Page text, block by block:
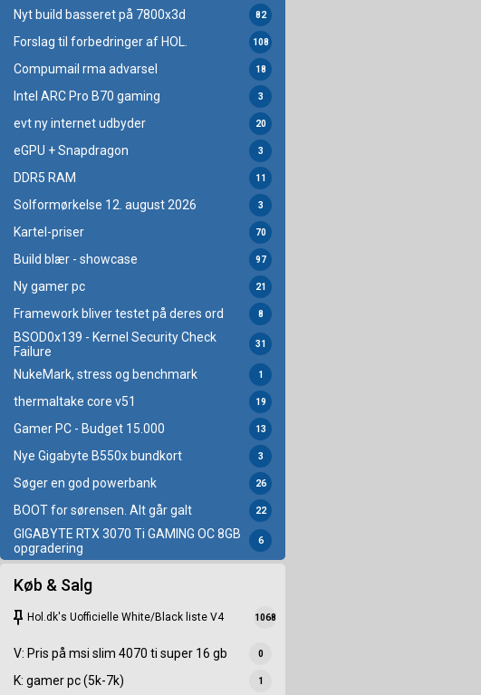
Nyt build basseret på 7800x3d 82
Forslag til forbedringer af HOL. 108
Compumail rma advarsel 18
Intel ARC Pro B70 gaming 3
evt ny internet udbyder 20
eGPU + Snapdragon 3
DDR5 RAM 11
Solformørkelse 12. august 2026 3
Kartel-priser 70
Build blær - showcase 97
Ny gamer pc 21
Framework bliver testet på deres ord 8
BSOD0x139 - Kernel Security Check
Failure
31
NukeMark, stress og benchmark 1
thermaltake core v51 19
Gamer PC - Budget 15.000 13
Nye Gigabyte B550x bundkort 3
Søger en god powerbank 26
BOOT for sørensen. Alt går galt 22
GIGABYTE RTX 3070 Ti GAMING OC 8GB
opgradering
6
Køb & Salg
keep Hol.dk's Uofficielle White/Black liste V4 1068
V: Pris på msi slim 4070 ti super 16 gb 0
K: gamer pc (5k-7k) 1